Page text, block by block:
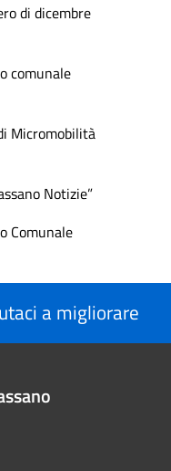
di dicembre
comunale
Micromobilità
Notizie”
Comunale
a migliorare